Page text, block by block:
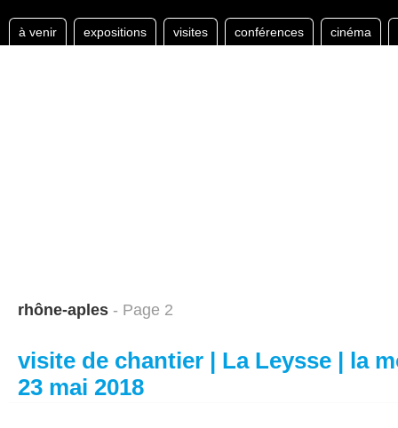
à venir expositions visites conférences cinéma
rhône-aples - Page 2
visite de chantier | La Leysse | la
23 mai 2018